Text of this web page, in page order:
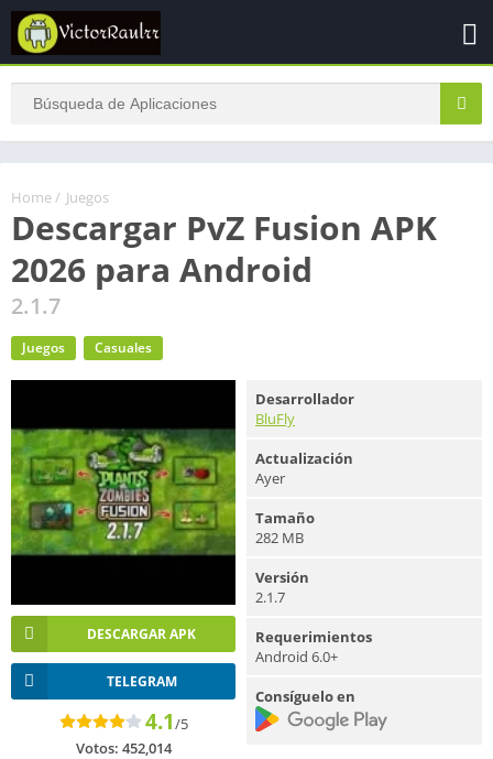
Home / Juegos
Descargar PvZ Fusion APK
2026 para Android
2.1.7
Juegos Casuales
DESCARGAR APK
TELEGRAM
4.1/5
Votos: 452,014
Desarrollador
BluFly
Actualización
Ayer
Tamaño
282 MB
Versión
2.1.7
Requerimientos
Android 6.0+
Consíguelo en